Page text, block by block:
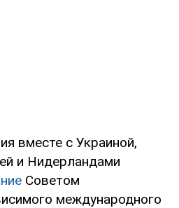
вместе с Украиной,
и Нидерландами
Советом
международного